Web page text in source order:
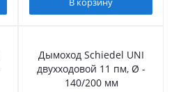
Дымоход Schiedel UNI
двухходовой 11 пм, Ø -
140/200 мм